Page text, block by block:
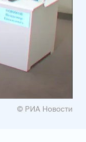
© РИА Новости